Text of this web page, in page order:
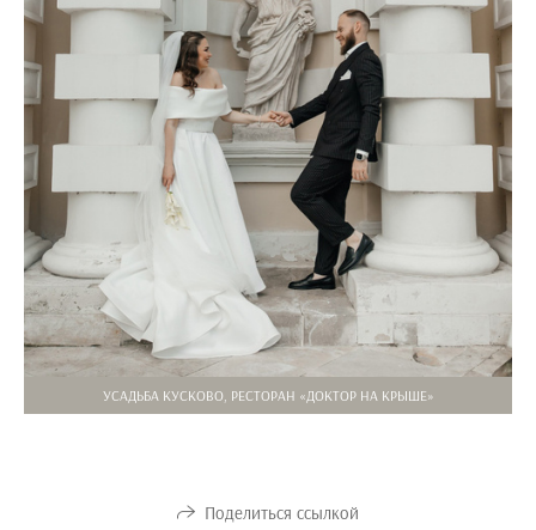
УСАДЬБА КУСКОВО, РЕСТОРАН «ДОКТОР НА КРЫШЕ»
Поделиться ссылкой